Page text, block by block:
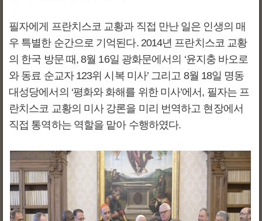
필자에게 프란치스코 교황과 직접 만난 일은 인생의 매
우 특별한 순간으로 기억된다. 2014년 프란치스코 교황
의 한국 방문 때, 8월 16일 광화문에서의 ‘윤지충 바오로
와 동료 순교자 123위 시복 미사’ 그리고 8월 18일 명동
대성당에서의 ‘평화와 화해를 위한 미사’에서, 필자는 프
란치스코 교황의 미사 강론을 미리 번역하고 현장에서
직접 통역하는 역할을 맡아 수행하였다.